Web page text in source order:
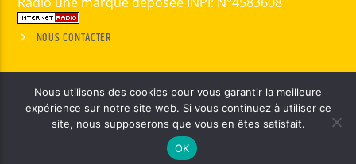
NOUS CONTACTER
Nous utilisons des cookies pour vous garantir la meilleure
expérience sur notre site web. Si vous continuez à utiliser ce
site, nous supposerons que vous en êtes satisfait.
OK